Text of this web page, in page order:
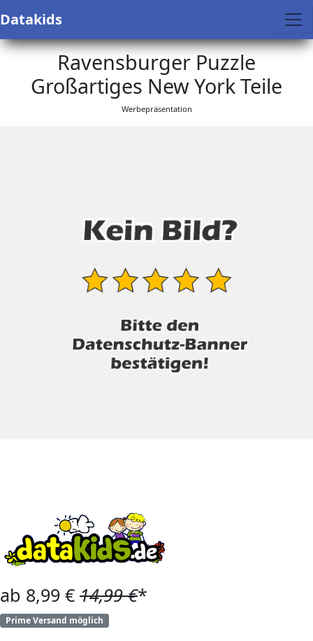
Datakids
Ravensburger Puzzle
Großartiges New York Teile
Werbepräsentation
ab 8,99 € 14,99 €*
Prime Versand möglich